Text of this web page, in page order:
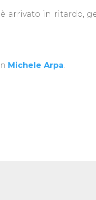
arrivato in ritardo,
Michele Arpa